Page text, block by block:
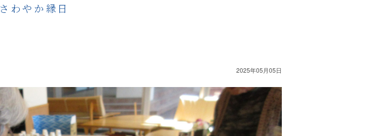
さわやか縁日
2025年05月05日